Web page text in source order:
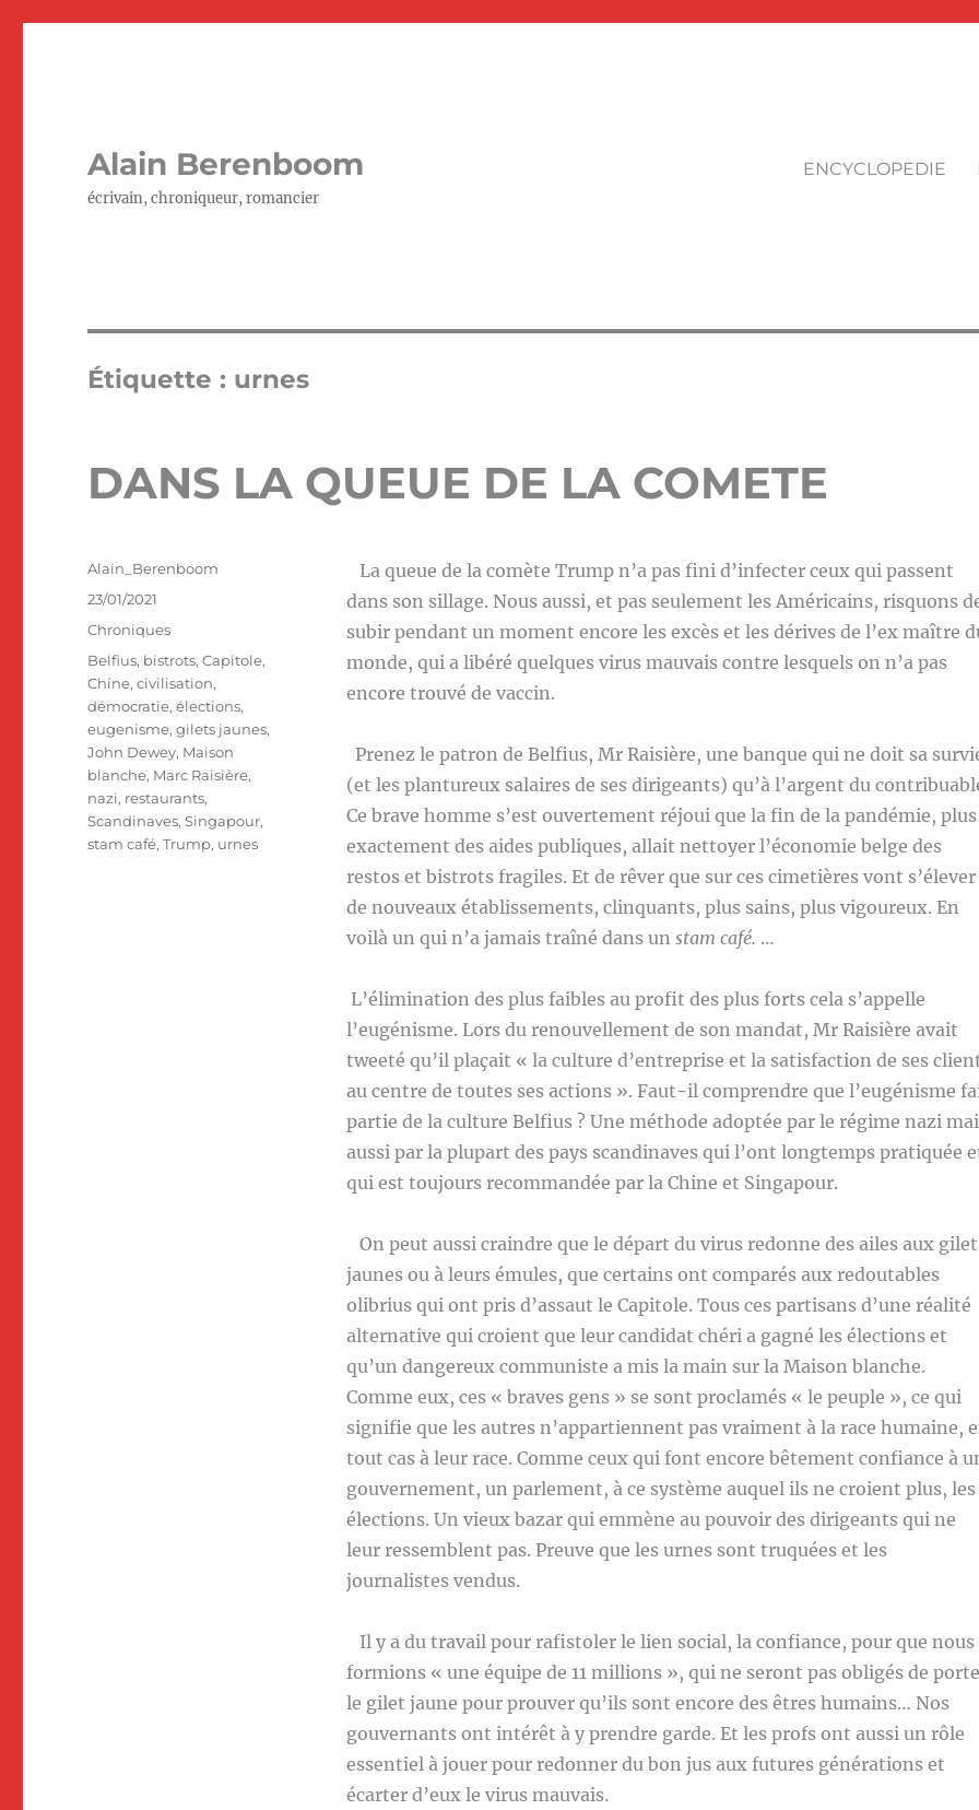
Alain Berenboom
écrivain, chroniqueur, romancier
ENCYCLOPEDIE
Étiquette : urnes
DANS LA QUEUE DE LA COMETE
La queue de la comète Trump n’a pas fini d’infecter ceux qui passent
dans son sillage. Nous aussi, et pas seulement les Américains, risquons
subir pendant un moment encore les excès et les dérives de l’ex maître
monde, qui a libéré quelques virus mauvais contre lesquels on n’a pas
encore trouvé de vaccin.
Prenez le patron de Belfius, Mr Raisière, une banque qui ne doit sa
(et les plantureux salaires de ses dirigeants) qu’à l’argent du
Ce brave homme s’est ouvertement réjoui que la fin de la pandémie, plus
exactement des aides publiques, allait nettoyer l’économie belge des
restos et bistrots fragiles. Et de rêver que sur ces cimetières vont s’élever
de nouveaux établissements, clinquants, plus sains, plus vigoureux. En
voilà un qui n’a jamais traîné dans un stam café. …
L’élimination des plus faibles au profit des plus forts cela s’appelle
l’eugénisme. Lors du renouvellement de son mandat, Mr Raisière avait
tweeté qu’il plaçait « la culture d’entreprise et la satisfaction de ses
au centre de toutes ses actions ». Faut-il comprendre que l’eugénisme
partie de la culture Belfius ? Une méthode adoptée par le régime nazi
aussi par la plupart des pays scandinaves qui l’ont longtemps pratiquée
qui est toujours recommandée par la Chine et Singapour.
On peut aussi craindre que le départ du virus redonne des ailes aux
jaunes ou à leurs émules, que certains ont comparés aux redoutables
olibrius qui ont pris d’assaut le Capitole. Tous ces partisans d’une réalité
alternative qui croient que leur candidat chéri a gagné les élections et
qu’un dangereux communiste a mis la main sur la Maison blanche.
Comme eux, ces « braves gens » se sont proclamés « le peuple », ce qui
signifie que les autres n’appartiennent pas vraiment à la race humaine,
tout cas à leur race. Comme ceux qui font encore bêtement confiance à
gouvernement, un parlement, à ce système auquel ils ne croient plus, les
élections. Un vieux bazar qui emmène au pouvoir des dirigeants qui ne
leur ressemblent pas. Preuve que les urnes sont truquées et les
journalistes vendus.
Il y a du travail pour rafistoler le lien social, la confiance, pour que nous
formions « une équipe de 11 millions », qui ne seront pas obligés de
le gilet jaune pour prouver qu’ils sont encore des êtres humains… Nos
gouvernants ont intérêt à y prendre garde. Et les profs ont aussi un rôle
essentiel à jouer pour redonner du bon jus aux futures générations et
écarter d’eux le virus mauvais.
Auteur
Alain_Berenboom
Publié
le
23/01/2021
Catégories
Chroniques
Étiquettes
Belfius, bistrots,Capitole,
Chine,civilisation,
démocratie,élections,
eugenisme,gilets jaunes,
John Dewey, Maison
blanche, Marc Raisière,
nazi, restaurants,
Scandinaves,Singapour,
stam café,Trump, urnes